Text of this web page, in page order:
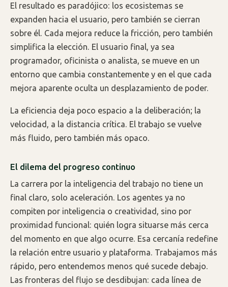
El resultado es paradójico: los ecosistemas se
expanden hacia el usuario, pero también se cierran
sobre él. Cada mejora reduce la fricción, pero también
simplifica la elección. El usuario final, ya sea
programador, oficinista o analista, se mueve en un
entorno que cambia constantemente y en el que cada
mejora aparente oculta un desplazamiento de poder.
La eficiencia deja poco espacio a la deliberación; la
velocidad, a la distancia crítica. El trabajo se vuelve
más fluido, pero también más opaco.
El dilema del progreso continuo
La carrera por la inteligencia del trabajo no tiene un
final claro, solo aceleración. Los agentes ya no
compiten por inteligencia o creatividad, sino por
proximidad funcional: quién logra situarse más cerca
del momento en que algo ocurre. Esa cercanía redefine
la relación entre usuario y plataforma. Trabajamos más
rápido, pero entendemos menos qué sucede debajo.
Las fronteras del flujo se desdibujan: cada línea de